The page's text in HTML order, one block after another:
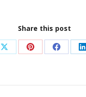
Share this post
PartagerPartager